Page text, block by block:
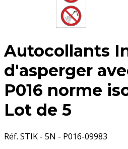
Autocollants
d'asperger
P016 norme
Lot de 5
Réf. STIK - 5N - P016-09983